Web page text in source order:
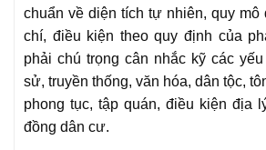
chuẩn về diện tích tự nhiên, quy mô
chí, điều kiện theo quy định của
phải chú trọng cân nhắc kỹ các
sử, truyền thống, văn hóa, dân tộc,
phong tục, tập quán, điều kiện địa
đồng dân cư.